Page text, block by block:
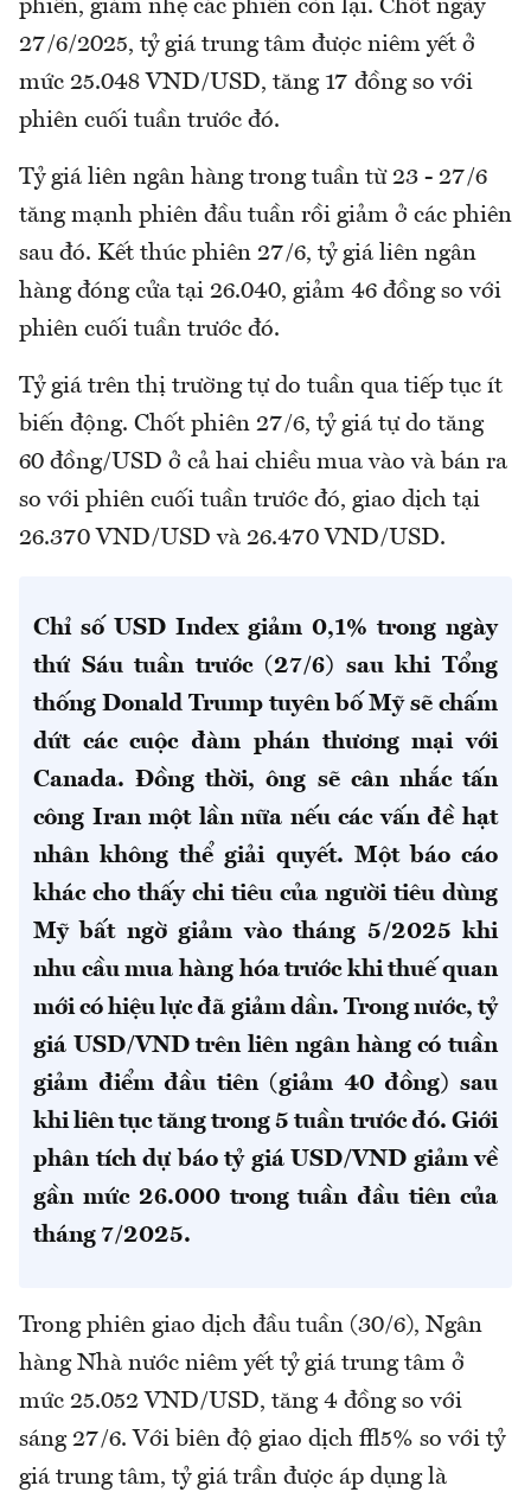
phiên, giảm nhẹ các phiên còn lại. Chốt ngày
27/6/2025, tỷ giá trung tâm được niêm yết ở
mức 25.048 VND/USD, tăng 17 đồng so với
phiên cuối tuần trước đó.
Tỷ giá liên ngân hàng trong tuần từ 23 - 27/6
tăng mạnh phiên đầu tuần rồi giảm ở các phiên
sau đó. Kết thúc phiên 27/6, tỷ giá liên ngân
hàng đóng cửa tại 26.040, giảm 46 đồng so với
phiên cuối tuần trước đó.
Tỷ giá trên thị trường tự do tuần qua tiếp tục ít
biến động. Chốt phiên 27/6, tỷ giá tự do tăng
60 đồng/USD ở cả hai chiều mua vào và bán ra
so với phiên cuối tuần trước đó, giao dịch tại
26.370 VND/USD và 26.470 VND/USD.
Chỉ số USD Index giảm 0,1% trong ngày
thứ Sáu tuần trước (27/6) sau khi Tổng
thống Donald Trump tuyên bố Mỹ sẽ chấm
dứt các cuộc đàm phán thương mại với
Canada. Đồng thời, ông sẽ cân nhắc tấn
công Iran một lần nữa nếu các vấn đề hạt
nhân không thể giải quyết. Một báo cáo
khác cho thấy chi tiêu của người tiêu dùng
Mỹ bất ngờ giảm vào tháng 5/2025 khi
nhu cầu mua hàng hóa trước khi thuế quan
mới có hiệu lực đã giảm dần. Trong nước, tỷ
giá USD/VND trên liên ngân hàng có tuần
giảm điểm đầu tiên (giảm 40 đồng) sau
khi liên tục tăng trong 5 tuần trước đó. Giới
phân tích dự báo tỷ giá USD/VND giảm về
gần mức 26.000 trong tuần đầu tiên của
tháng 7/2025.
Trong phiên giao dịch đầu tuần (30/6), Ngân
hàng Nhà nước niêm yết tỷ giá trung tâm ở
mức 25.052 VND/USD, tăng 4 đồng so với
sáng 27/6. Với biên độ giao dịch ±5% so với tỷ
giá trung tâm, tỷ giá trần được áp dụng là